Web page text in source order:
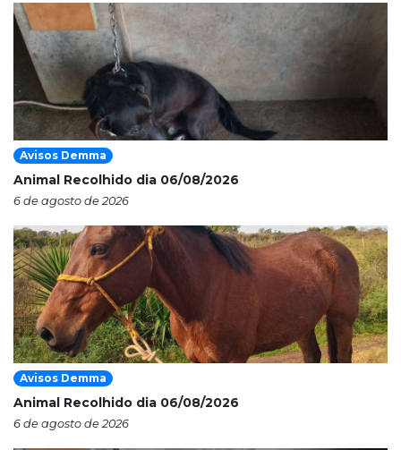
Avisos Demma
Animal Recolhido dia 06/08/2026
6 de agosto de 2026
Avisos Demma
Animal Recolhido dia 06/08/2026
6 de agosto de 2026